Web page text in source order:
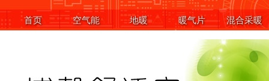
首页 空气能 地暖 暖气片 混合采暖